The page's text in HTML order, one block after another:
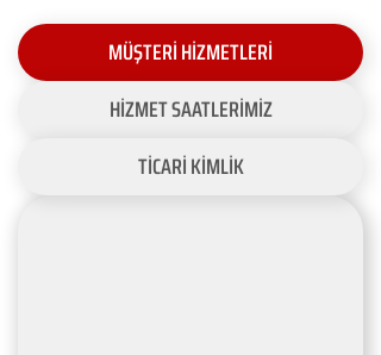
MÜŞTERİ HİZMETLERİ
HİZMET SAATLERİMİZ
TİCARİ KİMLİK